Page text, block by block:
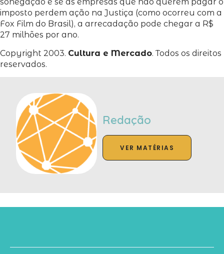
imposto perdem ação na Justiça (como ocorreu com a
Fox Film do Brasil), a arrecadação pode chegar a R$
27 milhões por ano.
Copyright 2003. Cultura e Mercado. Todos os direitos
reservados.
Redação
VER MATÉRIAS